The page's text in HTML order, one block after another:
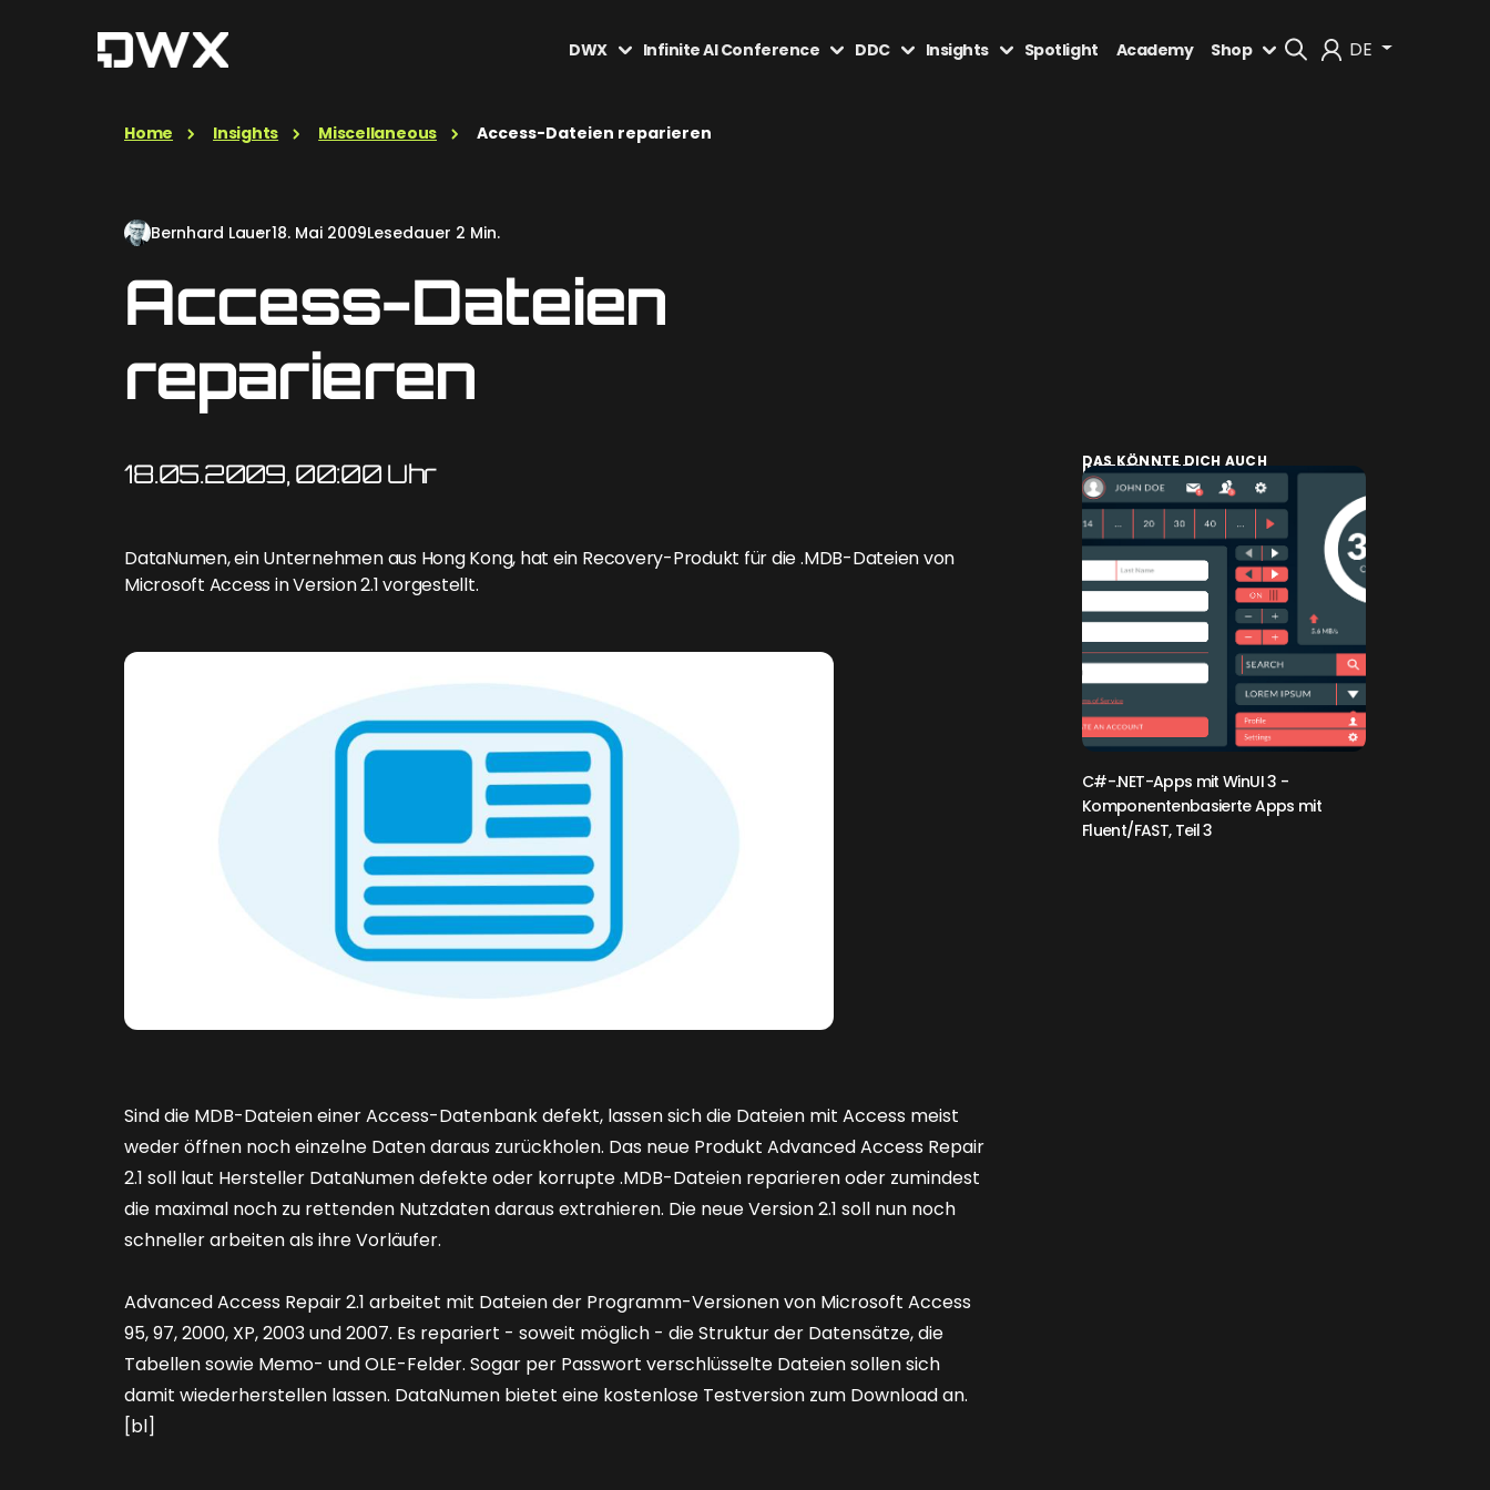
DE
DWX Infinite AI Conference DDC Insights Spotlight Academy Shop
Home Insights Miscellaneous Access-Dateien reparieren
Bernhard Lauer18. Mai 2009Lesedauer 2 Min.
Access-Dateien
reparieren
18.05.2009, 00:00 Uhr
DataNumen, ein Unternehmen aus Hong Kong, hat ein Recovery-Produkt für die .MDB-Dateien von
Microsoft Access in Version 2.1 vorgestellt.
Sind die MDB-Dateien einer Access-Datenbank defekt, lassen sich die Dateien mit Access meist
weder öffnen noch einzelne Daten daraus zurückholen. Das neue Produkt Advanced Access Repair
2.1 soll laut Hersteller DataNumen defekte oder korrupte .MDB-Dateien reparieren oder zumindest
die maximal noch zu rettenden Nutzdaten daraus extrahieren. Die neue Version 2.1 soll nun noch
schneller arbeiten als ihre Vorläufer.
Advanced Access Repair 2.1 arbeitet mit Dateien der Programm-Versionen von Microsoft Access
95, 97, 2000, XP, 2003 und 2007. Es repariert - soweit möglich - die Struktur der Datensätze, die
Tabellen sowie Memo- und OLE-Felder. Sogar per Passwort verschlüsselte Dateien sollen sich
damit wiederherstellen lassen. DataNumen bietet eine kostenlose Testversion zum Download an.
[bl]
DAS KÖNNTE DICH AUCH
INTERESSIEREN:
C#-.NET-Apps mit WinUI 3 -
Komponentenbasierte Apps mit
Fluent/FAST, Teil 3